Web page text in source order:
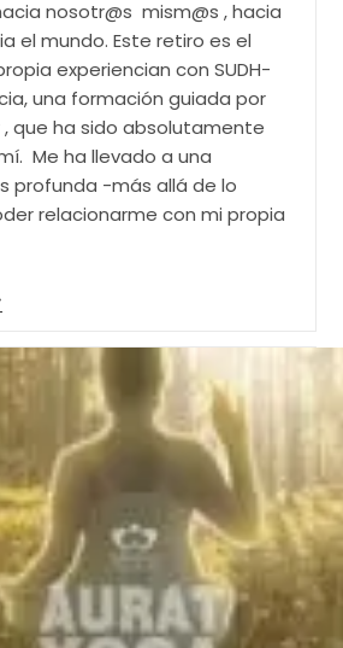
nosotr@s mism@s , hacia
el mundo. Este retiro es el
experiencian con SUDH-
una formación guiada por
, que ha sido absolutamente
Me ha llevado a una
profunda -más allá de lo
relacionarme con mi propia